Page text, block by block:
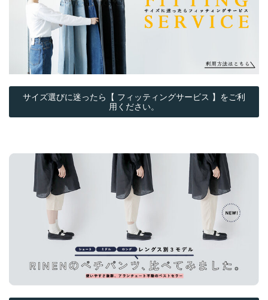
サイズ選びに迷ったら【 フィッティングサービス 】をご利
用ください。